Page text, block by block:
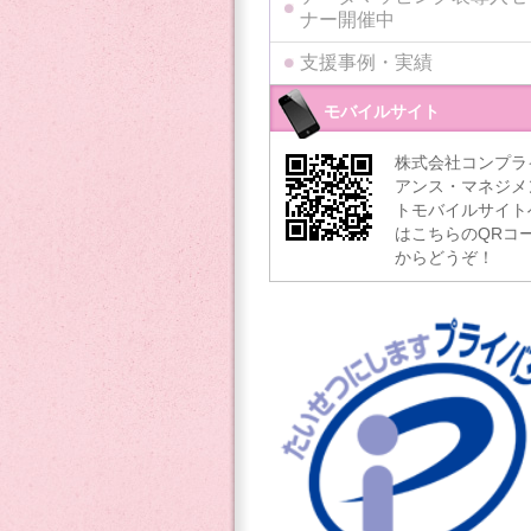
ナー開催中
支援事例・実績
モバイルサイト
株式会社コンプラ
アンス・マネジメ
トモバイルサイ
はこちらのQRコ
からどうぞ！